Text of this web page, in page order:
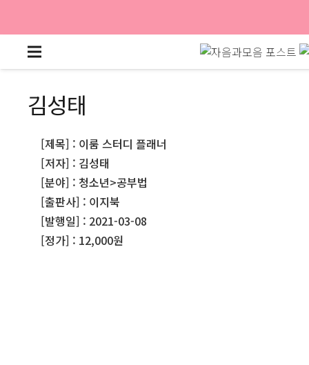
김성태
[제목] : 이룸 스터디 플래너
[저자] : 김성태
[분야] : 청소년>공부법
[출판사] : 이지북
[발행일] : 2021-03-08
[정가] : 12,000원